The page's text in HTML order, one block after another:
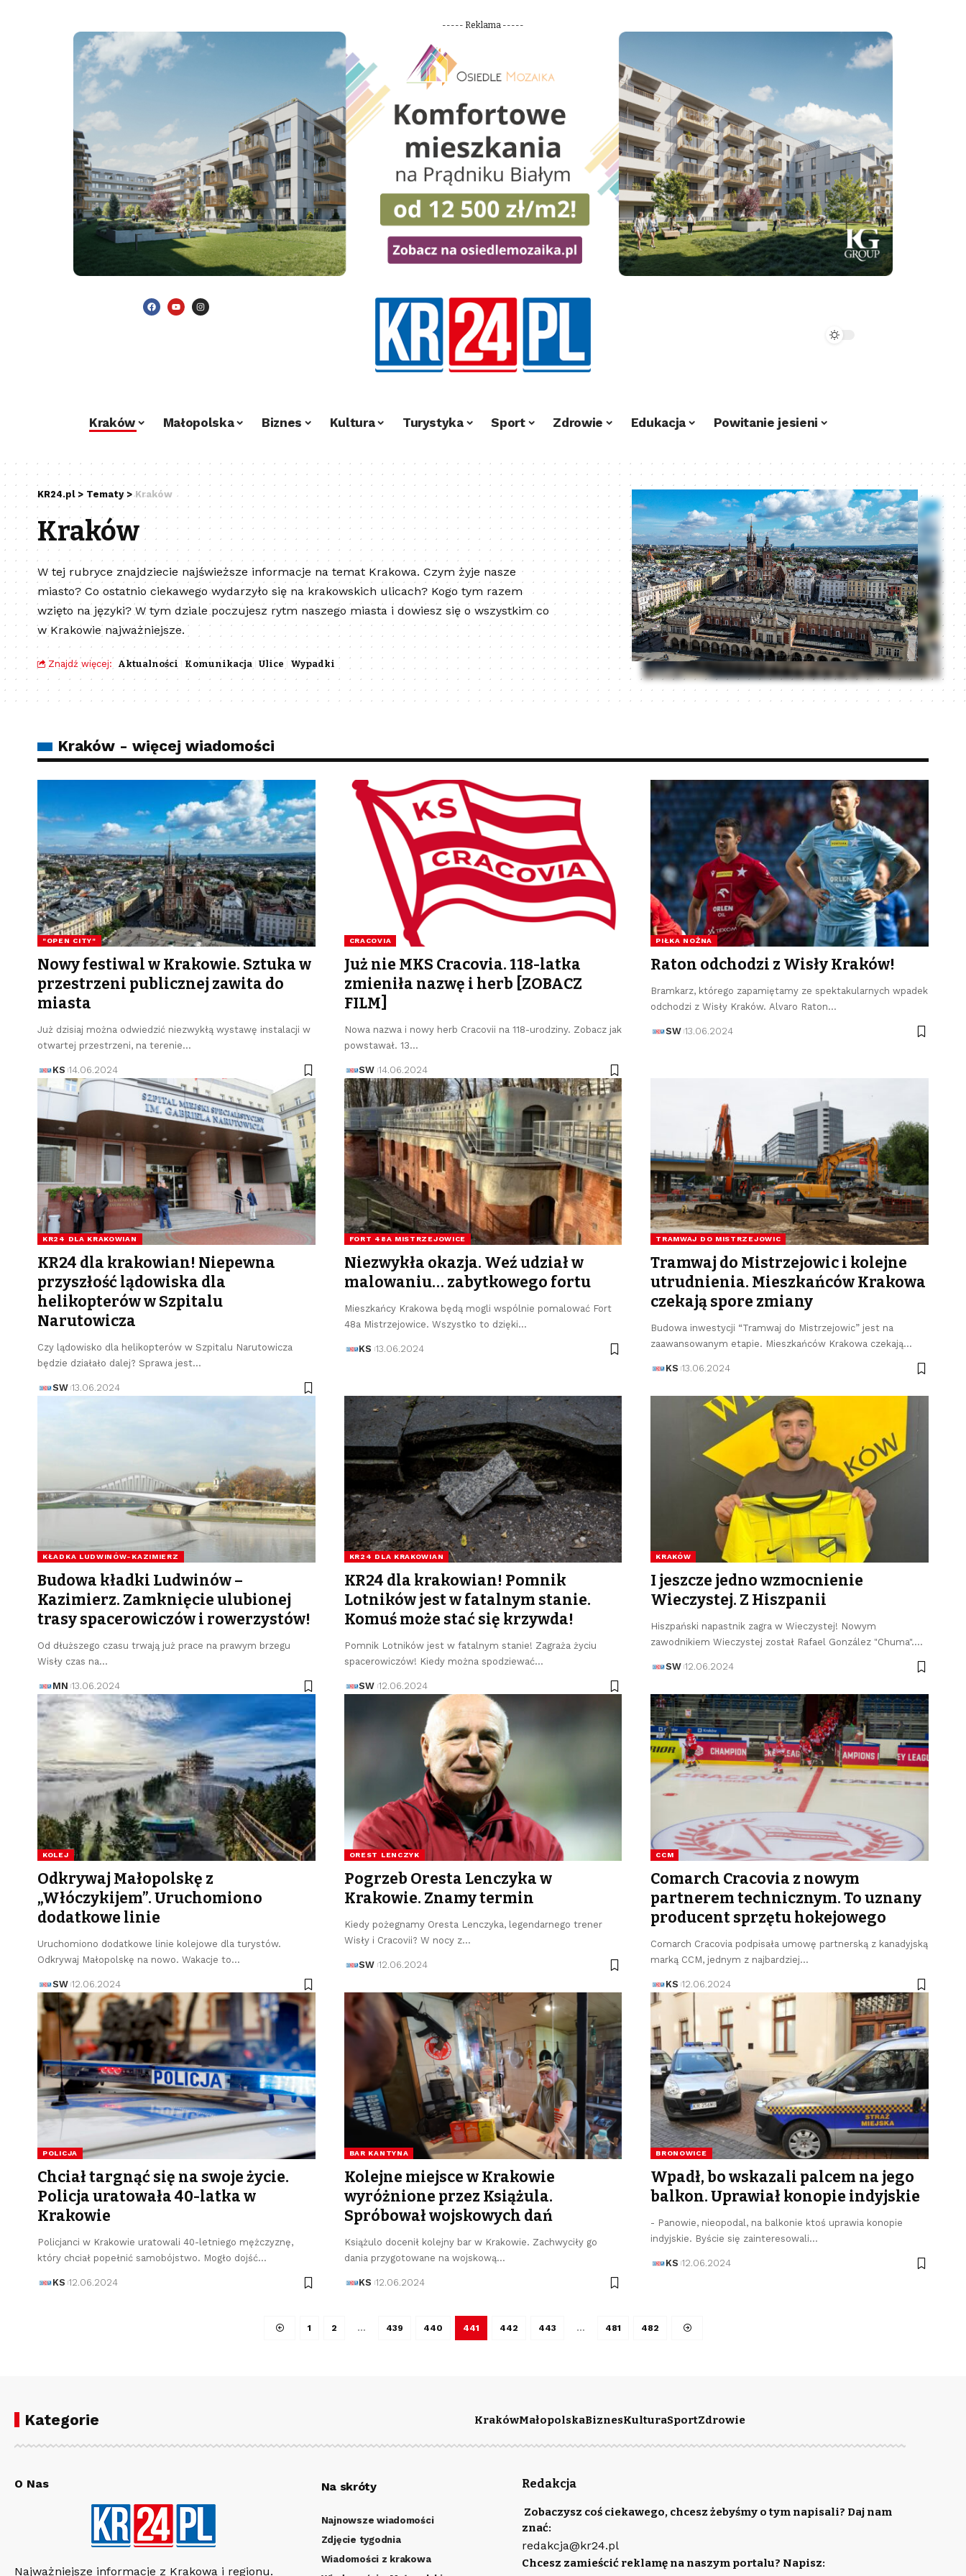
----- Reklama -----
Kraków Małopolska Biznes Kultura Turystyka Sport Zdrowie Edukacja Powitanie jesieni
KR24.pl> Tematy>Kraków
Kraków
W tej rubryce znajdziecie najświeższe informacje na temat Krakowa. Czym żyje nasze
miasto? Co ostatnio ciekawego wydarzyło się na krakowskich ulicach? Kogo tym razem
wzięto na języki? W tym dziale poczujesz rytm naszego miasta i dowiesz się o wszystkim co
w Krakowie najważniejsze.
Znajdź więcej: Aktualności Komunikacja Ulice Wypadki
Kraków - więcej wiadomości
"OPEN CITY"
Nowy festiwal w Krakowie. Sztuka w
przestrzeni publicznej zawita do
miasta
Już dzisiaj można odwiedzić niezwykłą wystawę instalacji w
otwartej przestrzeni, na terenie…
KS 14.06.2024
CRACOVIA
Już nie MKS Cracovia. 118-latka
zmieniła nazwę i herb [ZOBACZ
FILM]
Nowa nazwa i nowy herb Cracovii na 118-urodziny. Zobacz jak
powstawał. 13…
SW 14.06.2024
PIŁKA NOŻNA
Raton odchodzi z Wisły Kraków!
Bramkarz, którego zapamiętamy ze spektakularnych wpadek
odchodzi z Wisły Kraków. Alvaro Raton…
SW 13.06.2024
KR24 DLA KRAKOWIAN
KR24 dla krakowian! Niepewna
przyszłość lądowiska dla
helikopterów w Szpitalu
Narutowicza
Czy lądowisko dla helikopterów w Szpitalu Narutowicza
będzie działało dalej? Sprawa jest…
SW 13.06.2024
FORT 48A MISTRZEJOWICE
Niezwykła okazja. Weź udział w
malowaniu… zabytkowego fortu
Mieszkańcy Krakowa będą mogli wspólnie pomalować Fort
48a Mistrzejowice. Wszystko to dzięki…
KS 13.06.2024
TRAMWAJ DO MISTRZEJOWIC
Tramwaj do Mistrzejowic i kolejne
utrudnienia. Mieszkańców Krakowa
czekają spore zmiany
Budowa inwestycji “Tramwaj do Mistrzejowic” jest na
zaawansowanym etapie. Mieszkańców Krakowa czekają…
KS 13.06.2024
KŁADKA LUDWINÓW-KAZIMIERZ
Budowa kładki Ludwinów –
Kazimierz. Zamknięcie ulubionej
trasy spacerowiczów i rowerzystów!
Od dłuższego czasu trwają już prace na prawym brzegu
Wisły czas na…
MN 13.06.2024
KR24 DLA KRAKOWIAN
KR24 dla krakowian! Pomnik
Lotników jest w fatalnym stanie.
Komuś może stać się krzywda!
Pomnik Lotników jest w fatalnym stanie! Zagraża życiu
spacerowiczów! Kiedy można spodziewać…
SW 12.06.2024
KRAKÓW
I jeszcze jedno wzmocnienie
Wieczystej. Z Hiszpanii
Hiszpański napastnik zagra w Wieczystej! Nowym
zawodnikiem Wieczystej został Rafael González "Chuma".…
SW 12.06.2024
KOLEJ
Odkrywaj Małopolskę z
„Włóczykijem”. Uruchomiono
dodatkowe linie
Uruchomiono dodatkowe linie kolejowe dla turystów.
Odkrywaj Małopolskę na nowo. Wakacje to…
SW 12.06.2024
OREST LENCZYK
Pogrzeb Oresta Lenczyka w
Krakowie. Znamy termin
Kiedy pożegnamy Oresta Lenczyka, legendarnego trener
Wisły i Cracovii? W nocy z…
SW 12.06.2024
CCM
Comarch Cracovia z nowym
partnerem technicznym. To uznany
producent sprzętu hokejowego
Comarch Cracovia podpisała umowę partnerską z kanadyjską
marką CCM, jednym z najbardziej…
KS 12.06.2024
POLICJA
Chciał targnąć się na swoje życie.
Policja uratowała 40-latka w
Krakowie
Policjanci w Krakowie uratowali 40-letniego mężczyznę,
który chciał popełnić samobójstwo. Mogło dojść…
KS 12.06.2024
BAR KANTYNA
Kolejne miejsce w Krakowie
wyróżnione przez Książula.
Spróbował wojskowych dań
Książulo docenił kolejny bar w Krakowie. Zachwyciły go
dania przygotowane na wojskową…
KS 12.06.2024
BRONOWICE
Wpadł, bo wskazali palcem na jego
balkon. Uprawiał konopie indyjskie
- Panowie, nieopodal, na balkonie ktoś uprawia konopie
indyjskie. Byście się zainteresowali…
KS 12.06.2024
1 2 … 439 440 441 442 443 … 481 482
Kategorie KrakówMałopolskaBiznesKulturaSportZdrowie
O Nas
Najważniejsze informacje z Krakowa i regionu.
Na skróty
Najnowsze wiadomości
Zdjęcie tygodnia
Wiadomości z krakowa
Redakcja
Zobaczysz coś ciekawego, chcesz żebyśmy o tym napisali? Daj nam
znać:
redakcja@kr24.pl
Chcesz zamieścić reklamę na naszym portalu? Napisz: